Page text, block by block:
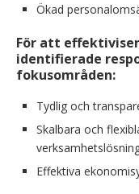
Ökad
För att
identifierade
fokusområden:
Tydlig och
Skalbara och
Effektiva